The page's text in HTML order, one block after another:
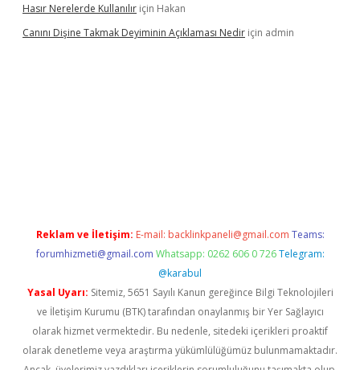
Hasır Nerelerde Kullanılır için Hakan
Canını Dişine Takmak Deyiminin Açıklaması Nedir için admin
Reklam ve İletişim: E-mail: backlinkpaneli@gmail.com Teams:
forumhizmeti@gmail.com Whatsapp: 0262 606 0 726 Telegram:
@karabul
Yasal Uyarı: Sitemiz, 5651 Sayılı Kanun gereğince Bilgi Teknolojileri
ve İletişim Kurumu (BTK) tarafından onaylanmış bir Yer Sağlayıcı
olarak hizmet vermektedir. Bu nedenle, sitedeki içerikleri proaktif
olarak denetleme veya araştırma yükümlülüğümüz bulunmamaktadır.